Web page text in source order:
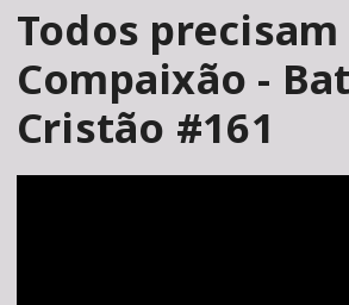
Todos
Compaixão -
Cristão #161